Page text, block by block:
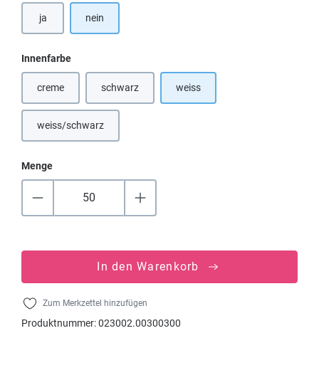
ja nein
Innenfarbeauswählen
creme(Diese Option ist zurzeit nicht verfügbar.)
schwarz(Diese Option ist zurzeit nicht verfügbar.)
weiss
weiss/schwarz(Diese Option ist zurzeit nicht verfügbar.)
Menge
In den Warenkorb
Zum Merkzettel hinzufügen
Produktnummer:023002.00300300